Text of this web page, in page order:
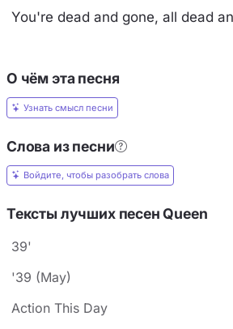
You're dead and gone, all dead
О чём эта песня
Узнать смысл песни
Слова из песни
Войдите, чтобы разобрать слова
Тексты лучших песен Queen
39'
'39 (May)
Action This Day